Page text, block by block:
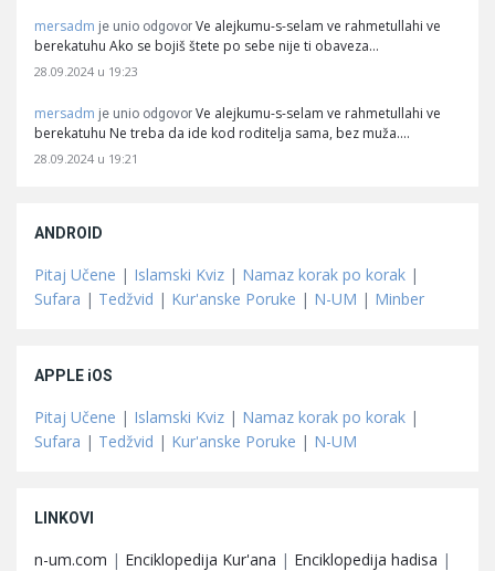
mersadm je unio odgovor Ve alejkumu-s-selam ve rahmetullahi ve
berekatuhu Ako se bojiš štete po sebe nije ti obaveza…
28.09.2024 u 19:23
mersadm je unio odgovor Ve alejkumu-s-selam ve rahmetullahi ve
berekatuhu Ne treba da ide kod roditelja sama, bez muža.…
28.09.2024 u 19:21
ANDROID
Pitaj Učene | Islamski Kviz | Namaz korak po korak |
Sufara | Tedžvid | Kur'anske Poruke | N-UM | Minber
APPLE iOS
Pitaj Učene | Islamski Kviz | Namaz korak po korak |
Sufara | Tedžvid | Kur'anske Poruke | N-UM
LINKOVI
n-um.com | Enciklopedija Kur'ana | Enciklopedija hadisa |